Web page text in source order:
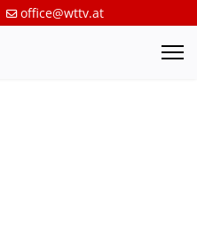
office@wttv.at